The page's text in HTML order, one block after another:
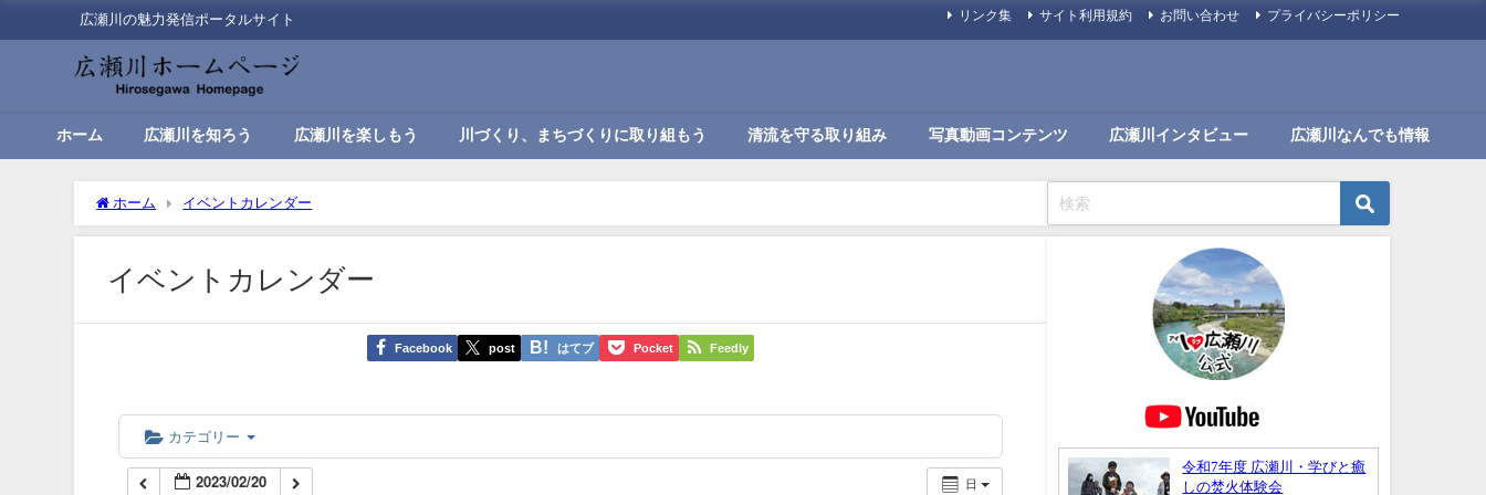
広瀬川の魅力発信ポータルサイト リンク集 サイト利用規約 お問い合わせ プライバシーポリシー
ホーム 広瀬川を知ろう 広瀬川を楽しもう 川づくり、まちづくりに取り組もう 清流を守る取り組み 写真動画コンテンツ 広瀬川インタビュー 広瀬川なんでも情報
ホーム イベントカレンダー
イベントカレンダー
Facebook post はてブ Pocket Feedly
カテゴリー
日
2023/02/20
01:00
04:00
06:00